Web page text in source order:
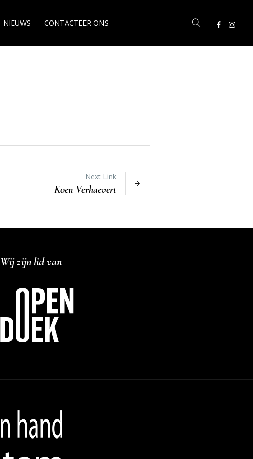
NIEUWS CONTACTEER ONS
Next Link
Koen Verhaevert
Wij zijn lid van